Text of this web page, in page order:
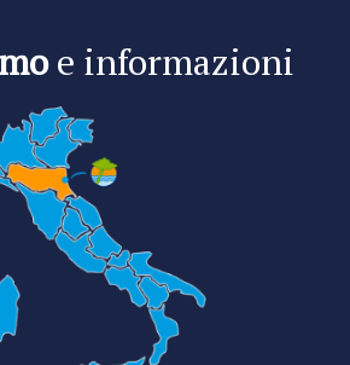
e informazioni